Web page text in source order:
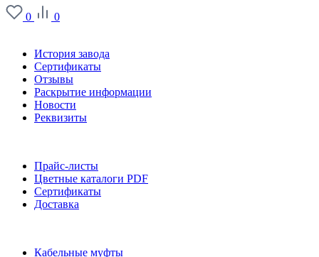
0
0
История завода
Сертификаты
Отзывы
Раскрытие информации
Новости
Реквизиты
Прайс-листы
Цветные каталоги PDF
Сертификаты
Доставка
Кабельные муфты